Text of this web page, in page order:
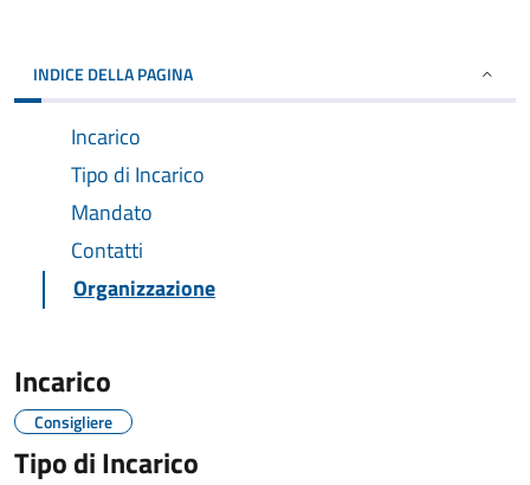
INDICE DELLA PAGINA
Incarico
Tipo di Incarico
Mandato
Contatti
Organizzazione
Incarico
Consigliere
Tipo di Incarico